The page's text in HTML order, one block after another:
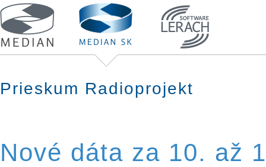
Prieskum Radioprojekt
Nové dáta za 10. až